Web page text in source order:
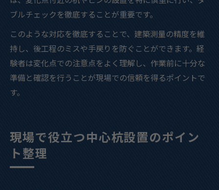
ブルチェックを徹底することが重要です。
このような対応を徹底することで、建築測量の精度を維
持し、後工程のミスや手戻りを防ぐことができます。経
験者は変化点での注意点をよく理解し、作業前に十分な
準備と確認を行うことが現場での信頼を得るポイントで
す。
現場で役立つ中心杭設置のポイン
ト整理